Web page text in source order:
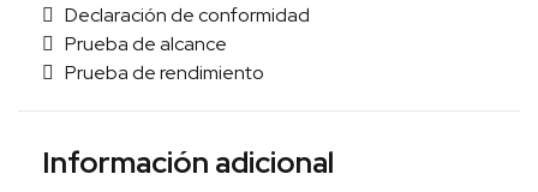
Declaración de conformidad
Prueba de alcance
Prueba de rendimiento
Información adicional